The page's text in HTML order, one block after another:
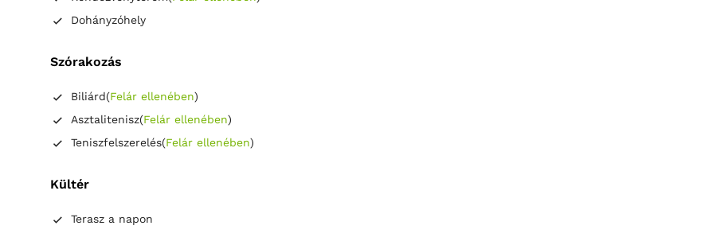
Dohányzóhely
Szórakozás
Biliárd(Felár ellenében)
Asztalitenisz(Felár ellenében)
Teniszfelszerelés(Felár ellenében)
Kültér
Terasz a napon